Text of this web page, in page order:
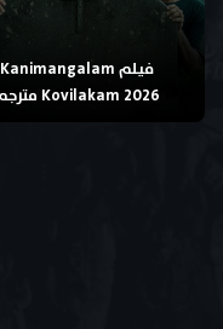
فيلم Kanimangalam
Kovilakam 2026 مترجم